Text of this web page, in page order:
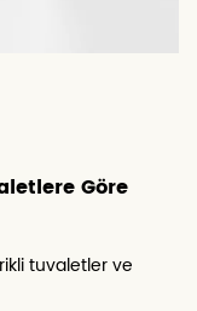
Göre
tuvaletler ve